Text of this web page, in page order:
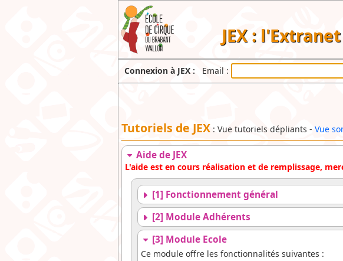
JEX :
Connexion à JEX : Email :
Tutoriels de JEX : Vue tutoriels dépliants - Vue
Aide de JEX
L'aide est en cours réalisation et de remplissage,
[1] Fonctionnement général
[2] Module Adhérents
[3] Module Ecole
Ce module offre les fonctionnalités suivantes :